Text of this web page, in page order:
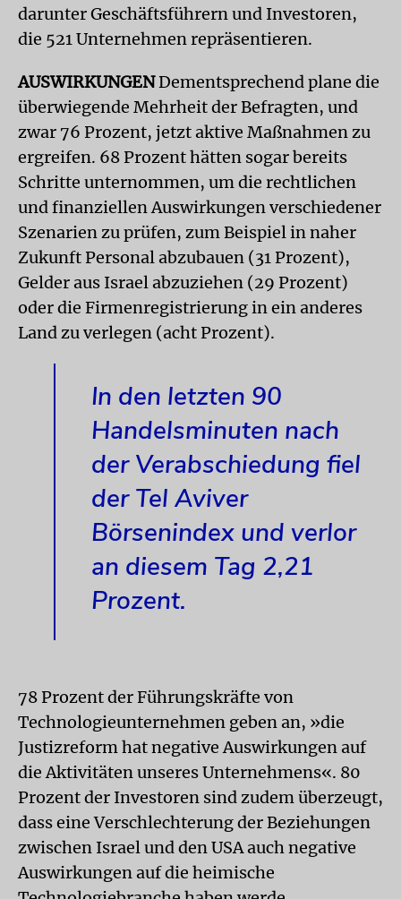
darunter Geschäftsführern und Investoren,
die 521 Unternehmen repräsentieren.
AUSWIRKUNGENDementsprechend plane die
überwiegende Mehrheit der Befragten, und
zwar 76 Prozent, jetzt aktive Maßnahmen zu
ergreifen. 68 Prozent hätten sogar bereits
Schritte unternommen, um die rechtlichen
und finanziellen Auswirkungen verschiedener
Szenarien zu prüfen, zum Beispiel in naher
Zukunft Personal abzubauen (31 Prozent),
Gelder aus Israel abzuziehen (29 Prozent)
oder die Firmenregistrierung in ein anderes
Land zu verlegen (acht Prozent).
In den letzten 90
Handelsminuten nach
der Verabschiedung fiel
der Tel Aviver
Börsenindex und verlor
an diesem Tag 2,21
Prozent.
78 Prozent der Führungskräfte von
Technologieunternehmen geben an, »die
Justizreform hat negative Auswirkungen auf
die Aktivitäten unseres Unternehmens«. 80
Prozent der Investoren sind zudem überzeugt,
dass eine Verschlechterung der Beziehungen
zwischen Israel und den USA auch negative
Auswirkungen auf die heimische